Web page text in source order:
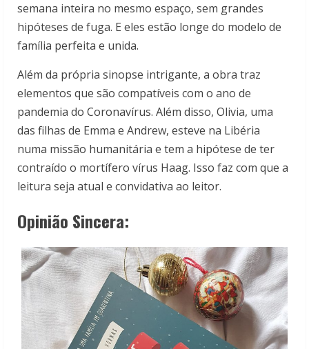
semana inteira no mesmo espaço, sem grandes
hipóteses de fuga. E eles estão longe do modelo de
família perfeita e unida.
Além da própria sinopse intrigante, a obra traz
elementos que são compatíveis com o ano de
pandemia do Coronavírus. Além disso, Olivia, uma
das filhas de Emma e Andrew, esteve na Libéria
numa missão humanitária e tem a hipótese de ter
contraído o mortífero vírus Haag. Isso faz com que a
leitura seja atual e convidativa ao leitor.
Opinião Sincera: